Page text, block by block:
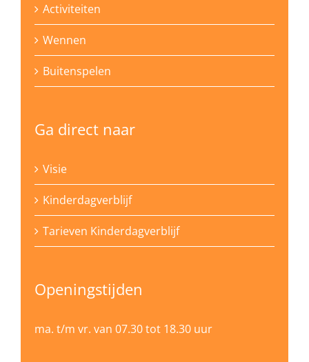
Activiteiten
Wennen
Buitenspelen
Ga direct naar
Visie
Kinderdagverblijf
Tarieven Kinderdagverblijf
Openingstijden
ma. t/m vr. van 07.30 tot 18.30 uur